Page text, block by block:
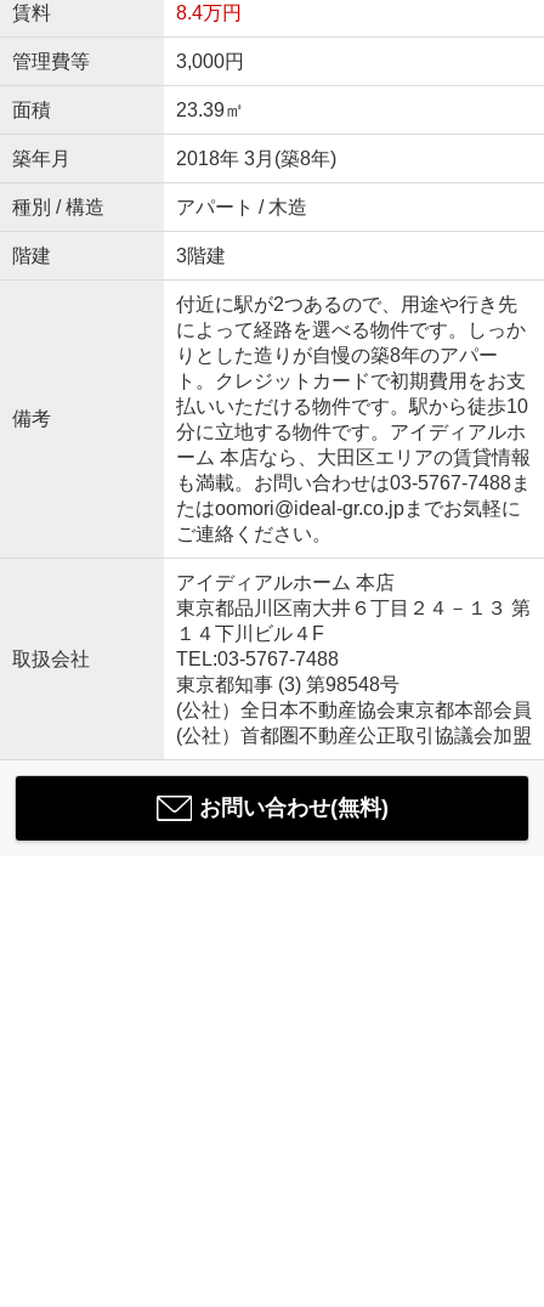
賃料 8.4万円
管理費等 3,000円
面積 23.39㎡
築年月 2018年 3月(築8年)
種別 / 構造 アパート / 木造
階建 3階建
備考
付近に駅が2つあるので、用途や行き先
によって経路を選べる物件です。しっか
りとした造りが自慢の築8年のアパー
ト。クレジットカードで初期費用をお支
払いいただける物件です。駅から徒歩10
分に立地する物件です。アイディアルホ
ーム 本店なら、大田区エリアの賃貸情報
も満載。お問い合わせは03-5767-7488ま
たはoomori@ideal-gr.co.jpまでお気軽に
ご連絡ください。
取扱会社
アイディアルホーム 本店
東京都品川区南大井６丁目２４－１３ 第
１４下川ビル４F
TEL:03-5767-7488
東京都知事 (3) 第98548号
(公社）全日本不動産協会東京都本部会員
(公社）首都圏不動産公正取引協議会加盟
お問い合わせ(無料)